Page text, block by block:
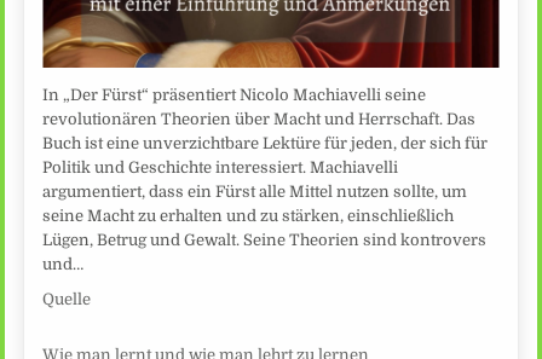
In „Der Fürst“ präsentiert Nicolo Machiavelli seine
revolutionären Theorien über Macht und Herrschaft. Das
Buch ist eine unverzichtbare Lektüre für jeden, der sich für
Politik und Geschichte interessiert. Machiavelli
argumentiert, dass ein Fürst alle Mittel nutzen sollte, um
seine Macht zu erhalten und zu stärken, einschließlich
Lügen, Betrug und Gewalt. Seine Theorien sind kontrovers
und…
Quelle
Wie man lernt und wie man lehrt zu lernen